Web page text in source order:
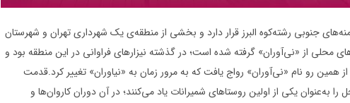
جنوبی رشته‌کوه البرز قرار دارد و بخشی از منطقه‌ی یک شهرداری تهران و شهرستان
محلی از «نی‌آوران» گرفته شده است؛ در گذشته نیزارهای فراوانی در این منطقه بود و
همین رو نام «نی‌آوران» رواج یافت که به مرور زمان به «نیاوران» تغییر کرد.قدمت
به‌عنوان یکی از اولین روستاهای شمیرانات یاد می‌کنند؛ در آن دوران کاروان‌ها و